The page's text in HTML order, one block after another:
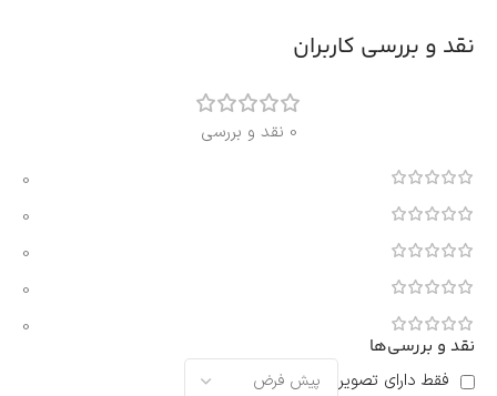
نقد و بررسی کاربران
0 نقد و بررسی
0
0
0
0
0
نقد و بررسی‌ها
فقط دارای تصویر